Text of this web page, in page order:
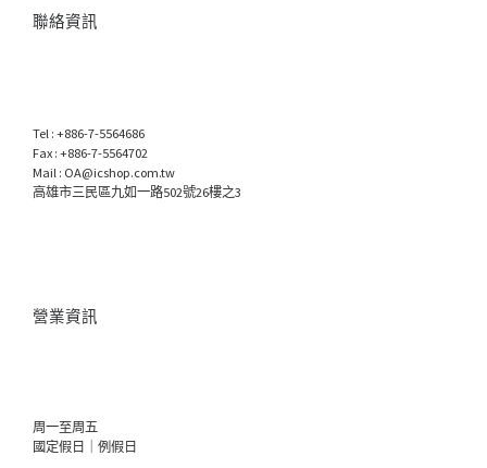
聯絡資訊
Tel : +886-7-5564686
Fax : +886-7-5564702
Mail : OA@icshop.com.tw
高雄市三民區九如一路502號26樓之3
營業資訊
周一至周五
國定假日｜例假日